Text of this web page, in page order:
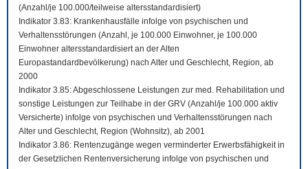
(Anzahl/je 100.000/teilweise altersstandardisiert)
Indikator 3.83: Krankenhausfälle infolge von psychischen und
Verhaltensstörungen (Anzahl, je 100.000 Einwohner, je 100.000
Einwohner altersstandardisiert an der Alten
Europastandardbevölkerung) nach Alter und Geschlecht, Region, ab
2000
Indikator 3.85: Abgeschlossene Leistungen zur med. Rehabilitation und
sonstige Leistungen zur Teilhabe in der GRV (Anzahl/je 100.000 aktiv
Versicherte) infolge von psychischen und Verhaltensstörungen nach
Alter und Geschlecht, Region (Wohnsitz), ab 2001
Indikator 3.86: Rentenzugänge wegen verminderter Erwerbsfähigkeit in
der Gesetzlichen Rentenversicherung infolge von psychischen und